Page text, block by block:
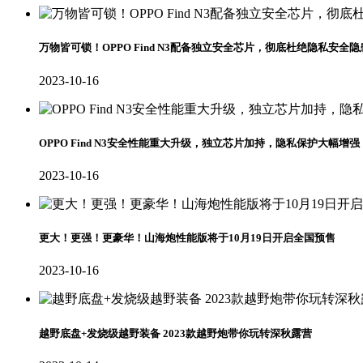
万物皆可锁！OPPO Find N3配备独立安全芯片，彻底杜绝隐私安全隐
2023-10-16
OPPO Find N3安全性能重大升级，独立芯片加持，隐私保护大幅增强
2023-10-16
更大！更强！更豪华！山海炮性能版将于10月19日开启全国预售
2023-10-16
越野底盘+发烧级越野装备 2023款越野炮带你玩转深秋露营